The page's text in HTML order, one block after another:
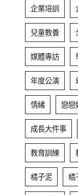
企業培訓
兒童教養
媒體專訪
年度公演
情緒 戀戀
成長大件事
教育訓練
橘子泥 橘